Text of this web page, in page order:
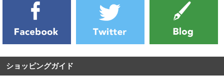
ショッピングガイド